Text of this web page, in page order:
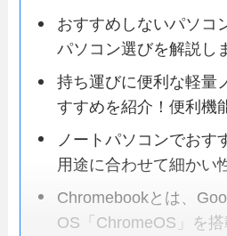
おすすめしないパソコ
パソコン選びを解説し
持ち運びに便利な軽量
すすめを紹介！便利機
ノートパソコンでおす
用途に合わせて細かい
Chromebookとは、
OS「ChromeOS」を